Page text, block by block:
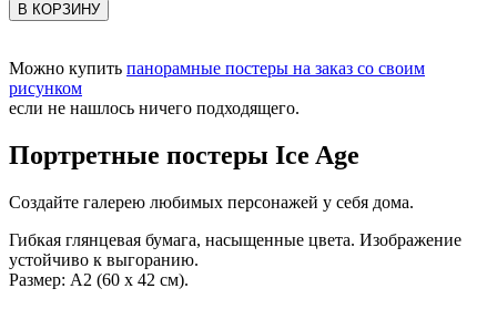
В КОРЗИНУ
Можно купить панорамные постеры на заказ со своим
рисунком
если не нашлось ничего подходящего.
Портретные постеры Ice Age
Создайте галерею любимых персонажей у себя дома.
Гибкая глянцевая бумага, насыщенные цвета. Изображение
устойчиво к выгоранию.
Размер: А2 (60 х 42 см).